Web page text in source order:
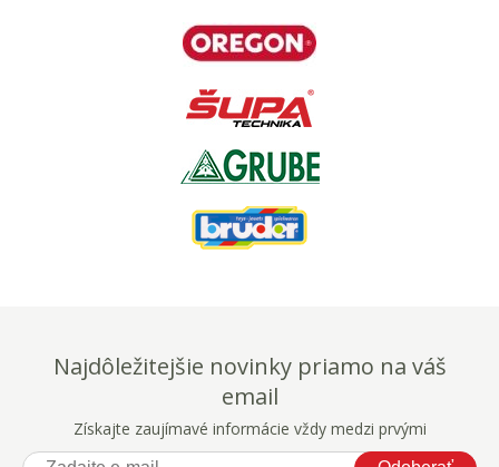
Najdôležitejšie novinky priamo na váš
email
Získajte zaujímavé informácie vždy medzi prvými